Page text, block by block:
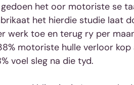
het oor motoriste se
het hierdie studie laat
werk toe en terug ry per
motoriste hulle verloor
voel sleg na die tyd.